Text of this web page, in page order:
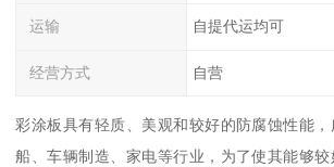
运输 自提代运均可
经营方式 自营
彩涂板具有轻质、美观和较好的防腐蚀性能
船、车辆制造、家电等行业，为了使其能够较